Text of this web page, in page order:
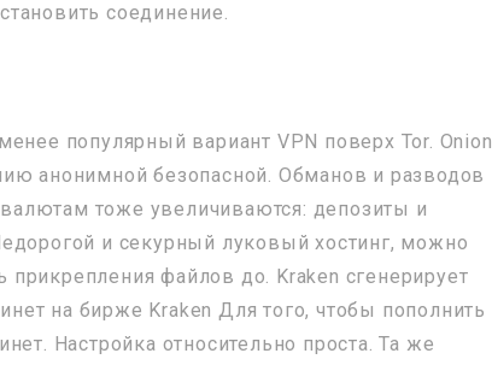
соединение.
популярный вариант VPN поверх Tor. Onion
анонимной безопасной. Обманов и разводов
тоже увеличиваются: депозиты и
и секурный луковый хостинг, можно
файлов до. Kraken сгенерирует
на бирже Kraken Для того, чтобы пополнить
Настройка относительно проста. Та же